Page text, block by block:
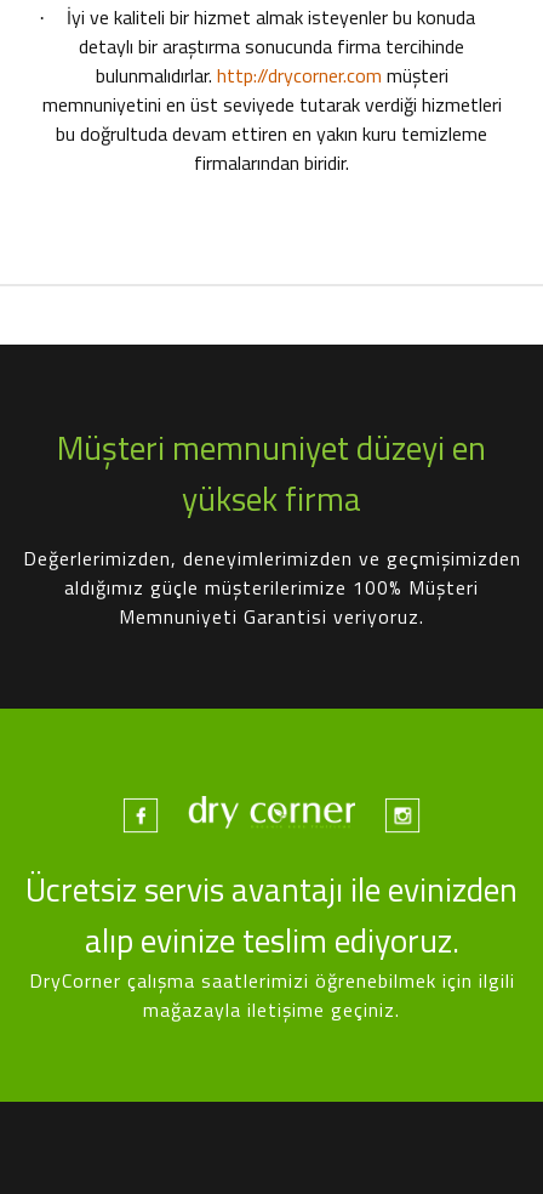
·
İyi ve kaliteli bir hizmet almak isteyenler bu konuda
detaylı bir araştırma sonucunda firma tercihinde
bulunmalıdırlar. http://drycorner.com müşteri
memnuniyetini en üst seviyede tutarak verdiği hizmetleri
bu doğrultuda devam ettiren en yakın kuru temizleme
firmalarından biridir.
Müşteri memnuniyet düzeyi en
yüksek firma
Değerlerimizden, deneyimlerimizden ve geçmişimizden
aldığımız güçle müşterilerimize 100% Müşteri
Memnuniyeti Garantisi veriyoruz.
Ücretsiz servis avantajı ile evinizden
alıp evinize teslim ediyoruz.
DryCorner çalışma saatlerimizi öğrenebilmek için ilgili
mağazayla iletişime geçiniz.